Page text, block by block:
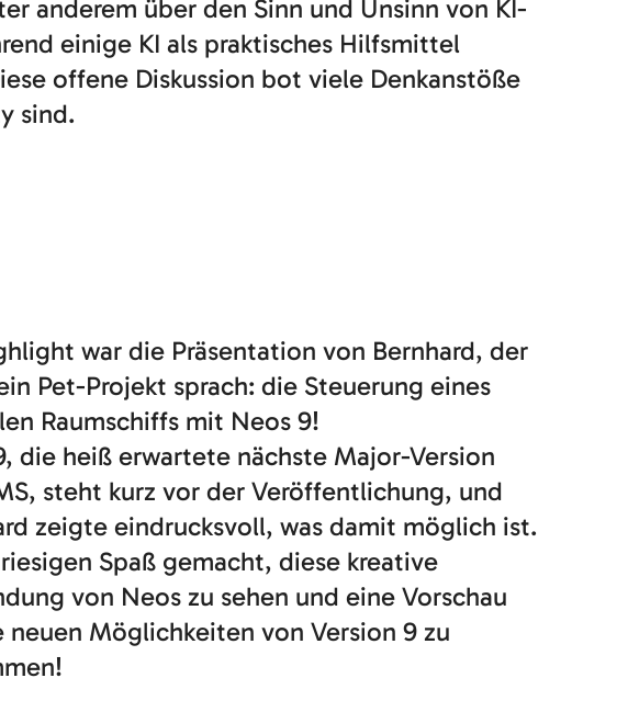
anderem über den Sinn und Unsinn von KI-
einige KI als praktisches Hilfsmittel
offene Diskussion bot viele Denkanstöße
sind.
war die Präsentation von Bernhard, der
Pet-Projekt sprach: die Steuerung eines
Raumschiffs mit Neos 9!
die heiß erwartete nächste Major-Version
steht kurz vor der Veröffentlichung, und
zeigte eindrucksvoll, was damit möglich ist.
Spaß gemacht, diese kreative
von Neos zu sehen und eine Vorschau
neuen Möglichkeiten von Version 9 zu